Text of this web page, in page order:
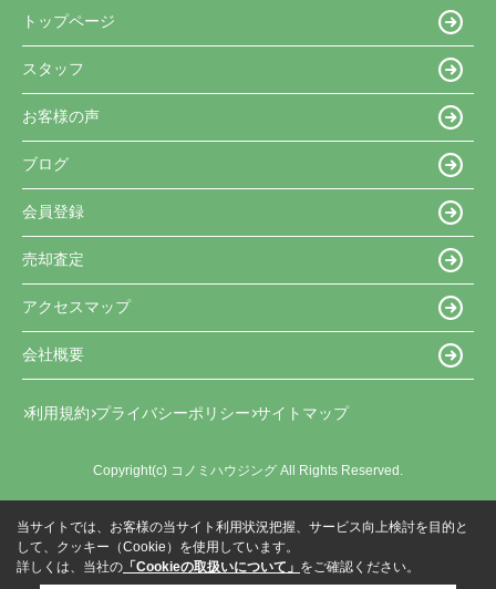
トップページ
スタッフ
お客様の声
ブログ
会員登録
売却査定
アクセスマップ
会社概要
利用規約 プライバシーポリシー サイトマップ
Copyright(c) コノミハウジング All Rights Reserved.
当サイトでは、お客様の当サイト利用状況把握、サービス向上検討を目的と
して、クッキー（Cookie）を使用しています。
詳しくは、当社の 「Cookieの取扱いについて」 をご確認ください。